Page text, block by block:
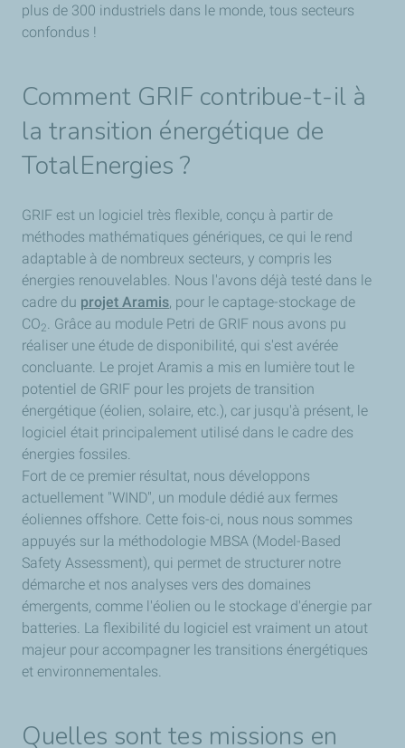
plus de 300 industriels dans le monde, tous secteurs
confondus !
Comment GRIF contribue-t-il à
la transition énergétique de
TotalEnergies ?
GRIF est un logiciel très flexible, conçu à partir de
méthodes mathématiques génériques, ce qui le rend
adaptable à de nombreux secteurs, y compris les
énergies renouvelables. Nous l'avons déjà testé dans le
cadre du projet Aramis, pour le captage-stockage de
CO2
. Grâce au module Petri de GRIF nous avons pu
réaliser une étude de disponibilité, qui s'est avérée
concluante. Le projet Aramis a mis en lumière tout le
potentiel de GRIF pour les projets de transition
énergétique (éolien, solaire, etc.), car jusqu'à présent, le
logiciel était principalement utilisé dans le cadre des
énergies fossiles.
Fort de ce premier résultat, nous développons
actuellement "WIND", un module dédié aux fermes
éoliennes offshore. Cette fois-ci, nous nous sommes
appuyés sur la méthodologie MBSA (Model-Based
Safety Assessment), qui permet de structurer notre
démarche et nos analyses vers des domaines
émergents, comme l'éolien ou le stockage d'énergie par
batteries. La flexibilité du logiciel est vraiment un atout
majeur pour accompagner les transitions énergétiques
et environnementales.
Quelles sont tes missions en